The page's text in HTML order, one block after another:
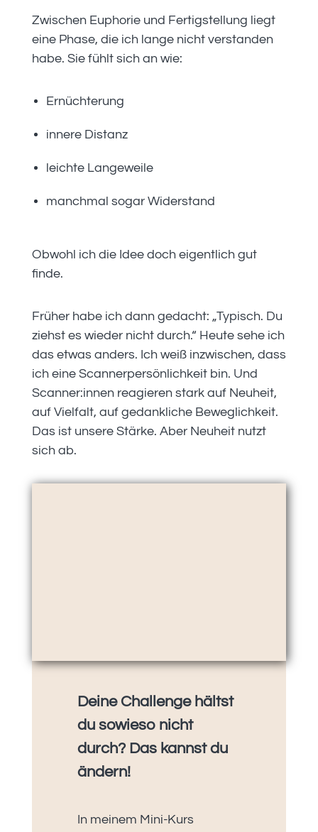
Zwischen Euphorie und Fertigstellung liegt
eine Phase, die ich lange nicht verstanden
habe. Sie fühlt sich an wie:
Ernüchterung
innere Distanz
leichte Langeweile
manchmal sogar Widerstand
Obwohl ich die Idee doch eigentlich gut
finde.
Früher habe ich dann gedacht: „Typisch. Du
ziehst es wieder nicht durch.“ Heute sehe ich
das etwas anders. Ich weiß inzwischen, dass
ich eine Scannerpersönlichkeit bin. Und
Scanner:innen reagieren stark auf Neuheit,
auf Vielfalt, auf gedankliche Beweglichkeit.
Das ist unsere Stärke. Aber Neuheit nutzt
sich ab.
Deine Challenge hältst
du sowieso nicht
durch? Das kannst du
ändern!
In meinem Mini-Kurs